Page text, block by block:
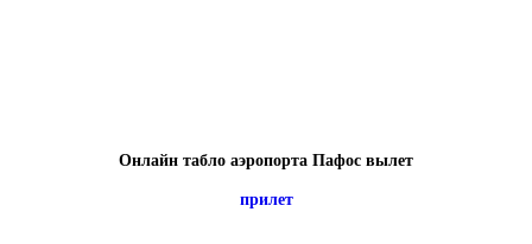
Онлайн табло аэропорта Пафос вылет
прилет